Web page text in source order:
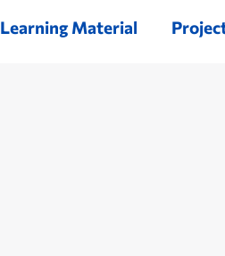
Learning Material